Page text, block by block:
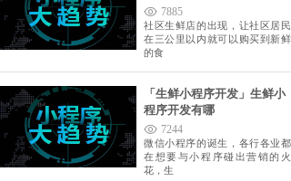
7885
社区生鲜店的出现，让社区居民
在三公里以内就可以购买到新鲜
的食
「生鲜小程序开发」生鲜小
程序开发有哪
7244
微信小程序的诞生，各行各业都
在想要与小程序碰出营销的火
花，生